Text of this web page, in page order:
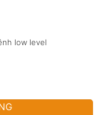
low level